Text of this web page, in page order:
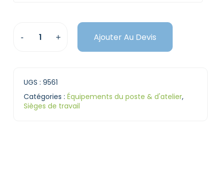
Ajouter Au Devis
UGS : 9561
Catégories : Équipements du poste & d'atelier,
Sièges de travail